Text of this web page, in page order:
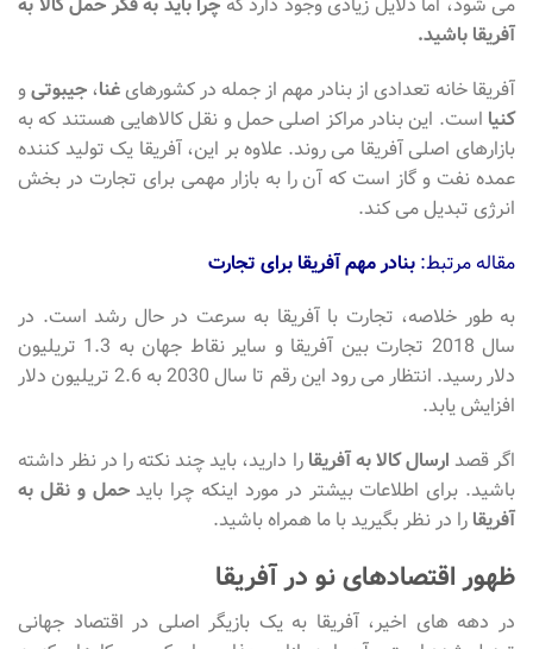
آفریقا باشید.
آفریقا خانه تعدادی از بنادر مهم از جمله در کشورهای غنا، جیبوتیو
کنیا است. این بنادر مراکز اصلی حمل و نقل کالاهایی هستند که به
بازارهای اصلی آفریقا می روند. علاوه بر این، آفریقا یک تولید کننده
عمده نفت و گاز است که آن را به بازار مهمی برای تجارت در بخش
انرژی تبدیل می کند.
مقاله مرتبط: بنادر مهم آفریقا برای تجارت
به طور خلاصه، تجارت با آفریقا به سرعت در حال رشد است. در
سال 2018 تجارت بین آفریقا و سایر نقاط جهان به 1.3 تریلیون
دلار رسید. انتظار می رود این رقم تا سال 2030 به 2.6 تریلیون دلار
افزایش یابد.
اگر قصد ارسال کالا به آفریقا را دارید، باید چند نکته را در نظر داشته
باشید. برای اطلاعات بیشتر در مورد اینکه چرا بایدحمل و نقل به
آفریقا را در نظر بگیرید با ما همراه باشید.
ظهور اقتصادهای نو در آفریقا
در دهه های اخیر، آفریقا به یک بازیگر اصلی در اقتصاد جهانی